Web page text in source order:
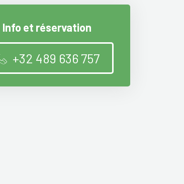
Info et réservation
+32 489 636 757